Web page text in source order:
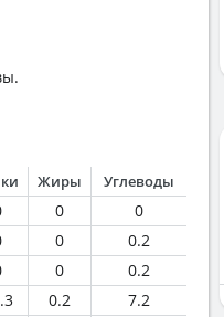
Жиры Углеводы
0
0
0
0.2
0
0.2
0.2
7.2